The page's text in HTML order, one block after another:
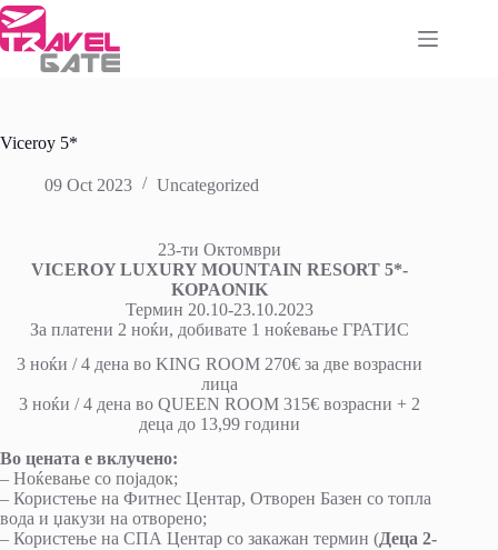
Skip
to
content
Viceroy 5*
09 Oct 2023 Uncategorized
23-ти Октомври
VICEROY LUXURY MOUNTAIN RESORT 5*-
KOPAONIK
Термин 20.10-23.10.2023
За платени 2 ноќи, добивате 1 ноќевање ГРАТИС
3 ноќи / 4 дена во KING ROOM 270€ за две возрасни
лица
3 ноќи / 4 дена во QUEEN ROOM 315€ возрасни + 2
деца до 13,99 години
Во цената е вклучено:
– Ноќевање со појадок;
– Користење на Фитнес Центар, Отворен Базен со топла
вода и џакузи на отворено;
– Користење на СПА Центар со закажан термин (Деца 2-